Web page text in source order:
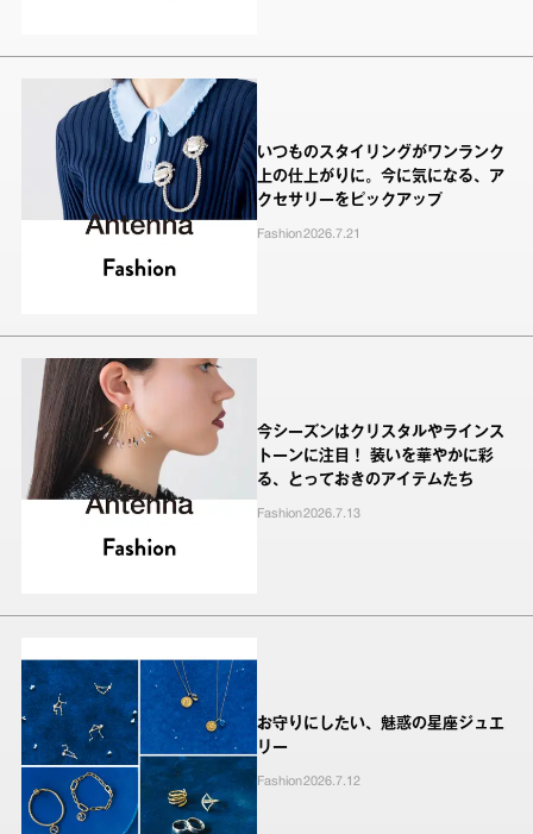
いつものスタイリングがワンランク
上の仕上がりに。今に気になる、ア
クセサリーをピックアップ
Fashion2026.7.21
今シーズンはクリスタルやラインス
トーンに注目！ 装いを華やかに彩
る、とっておきのアイテムたち
Fashion2026.7.13
お守りにしたい、魅惑の星座ジュエ
リー
Fashion2026.7.12